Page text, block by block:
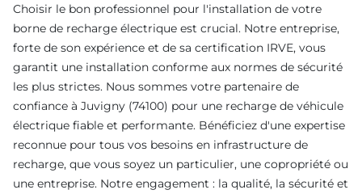
Choisir le bon professionnel pour l'installation de votre
borne de recharge électrique est crucial. Notre entreprise,
forte de son expérience et de sa certification IRVE, vous
garantit une installation conforme aux normes de sécurité
les plus strictes. Nous sommes votre partenaire de
confiance à Juvigny (74100) pour une recharge de véhicule
électrique fiable et performante. Bénéficiez d'une expertise
reconnue pour tous vos besoins en infrastructure de
recharge, que vous soyez un particulier, une copropriété ou
une entreprise. Notre engagement : la qualité, la sécurité et